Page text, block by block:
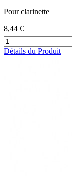
Pour clarinette
8,44 €
Détails du Produit